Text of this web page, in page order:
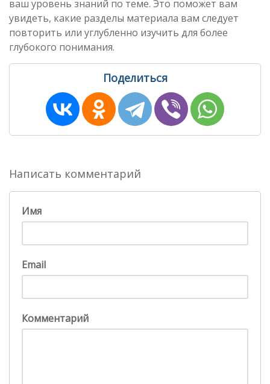
ваш уровень знаний по теме. Это поможет вам
увидеть, какие разделы материала вам следует
повторить или углубленно изучить для более
глубокого понимания.
Поделиться
Написать комментарий
Имя
Email
Комментарий